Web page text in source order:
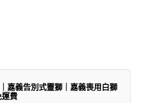
嘉義告別式靈獅｜嘉義喪用白獅
運費